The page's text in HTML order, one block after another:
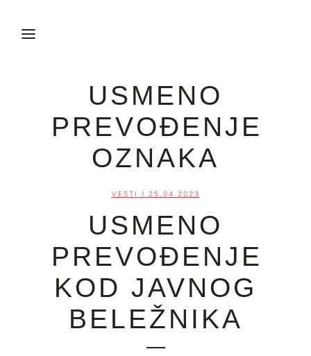
USMENO
PREVOĐENJE
OZNAKA
VESTI / 25.04.2023
USMENO
PREVOĐENJE
KOD JAVNOG
BELEŽNIKA